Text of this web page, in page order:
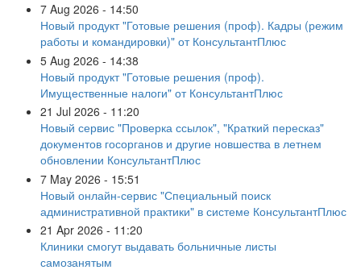
7 Aug 2026 - 14:50
Новый продукт "Готовые решения (проф). Кадры (режим
работы и командировки)" от КонсультантПлюс
5 Aug 2026 - 14:38
Новый продукт "Готовые решения (проф).
Имущественные налоги" от КонсультантПлюс
21 Jul 2026 - 11:20
Новый сервис "Проверка ссылок", "Краткий пересказ"
документов госорганов и другие новшества в летнем
обновлении КонсультантПлюс
7 May 2026 - 15:51
Новый онлайн-сервис "Специальный поиск
административной практики" в системе КонсультантПлюс
21 Apr 2026 - 11:20
Клиники смогут выдавать больничные листы
самозанятым